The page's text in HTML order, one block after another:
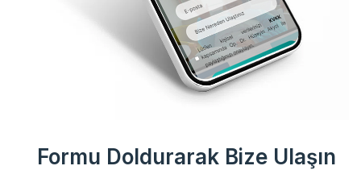
Formu Doldurarak Bize Ulaşın